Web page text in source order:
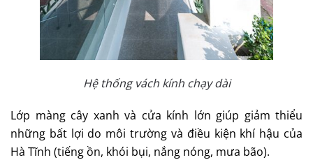
Hệ thống vách kính chạy dài
Lớp màng cây xanh và cửa kính lớn giúp giảm thiểu
những bất lợi do môi trường và điều kiện khí hậu của
Hà Tĩnh (tiếng ồn, khói bụi, nắng nóng, mưa bão).